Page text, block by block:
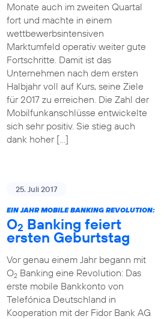
Monate auch im zweiten Quartal
fort und machte in einem
wettbewerbsintensiven
Marktumfeld operativ weiter gute
Fortschritte. Damit ist das
Unternehmen nach dem ersten
Halbjahr voll auf Kurs, seine Ziele
für 2017 zu erreichen. Die Zahl der
Mobilfunkanschlüsse entwickelte
sich sehr positiv. Sie stieg auch
dank hoher […]
25. Juli 2017
EIN JAHR MOBILE BANKING REVOLUTION:
O2 Banking feiert
ersten Geburtstag
Vor genau einem Jahr begann mit
O2Banking eine Revolution: Das
erste mobile Bankkonto von
Telefónica Deutschland in
Kooperation mit der Fidor Bank AG